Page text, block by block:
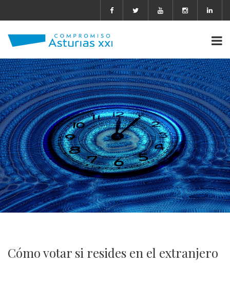
Cómo votar si resides en el extranjero